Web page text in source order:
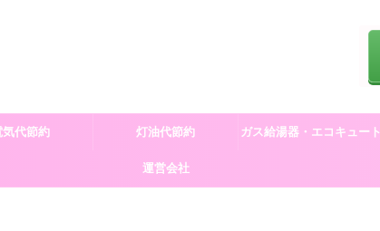
気代節約 灯油代節約 ガス給湯器・エコキュート
運営会社